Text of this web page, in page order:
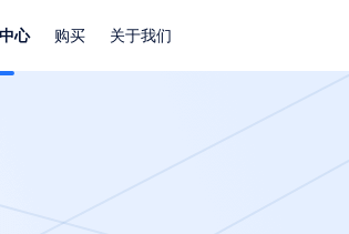
心 购买 关于我们